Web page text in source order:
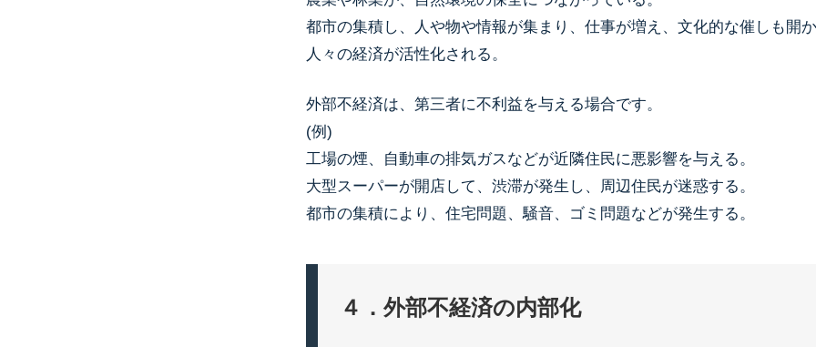
都市の集積し、人や物や情報が集まり、仕事が増え、文化的な催しも開か
人々の経済が活性化される。
外部不経済は、第三者に不利益を与える場合です。
(例)
工場の煙、自動車の排気ガスなどが近隣住民に悪影響を与える。
大型スーパーが開店して、渋滞が発生し、周辺住民が迷惑する。
都市の集積により、住宅問題、騒音、ゴミ問題などが発生する。
４．外部不経済の内部化